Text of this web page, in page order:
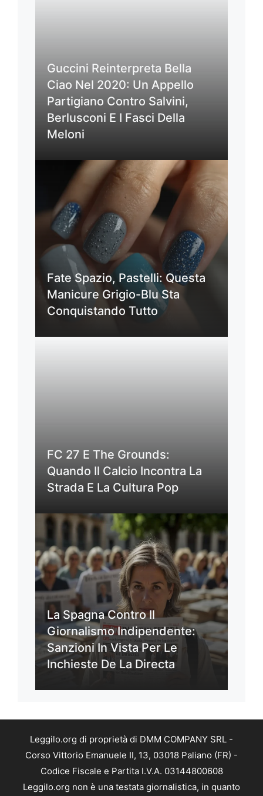
Guccini Reinterpreta Bella
Ciao Nel 2020: Un Appello
Partigiano Contro Salvini,
Berlusconi E I Fasci Della
Meloni
Fate Spazio, Pastelli: Questa
Manicure Grigio-Blu Sta
Conquistando Tutto
FC 27 E The Grounds:
Quando Il Calcio Incontra La
Strada E La Cultura Pop
La Spagna Contro Il
Giornalismo Indipendente:
Sanzioni In Vista Per Le
Inchieste De La Directa
Leggilo.org di proprietà di DMM COMPANY SRL -
Corso Vittorio Emanuele II, 13, 03018 Paliano (FR) -
Codice Fiscale e Partita I.V.A. 03144800608
Leggilo.org non è una testata giornalistica, in quanto